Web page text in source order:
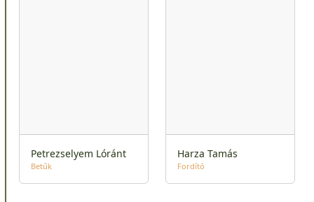
Petrezselyem Lóránt
Betűk
Harza Tamás
Fordító